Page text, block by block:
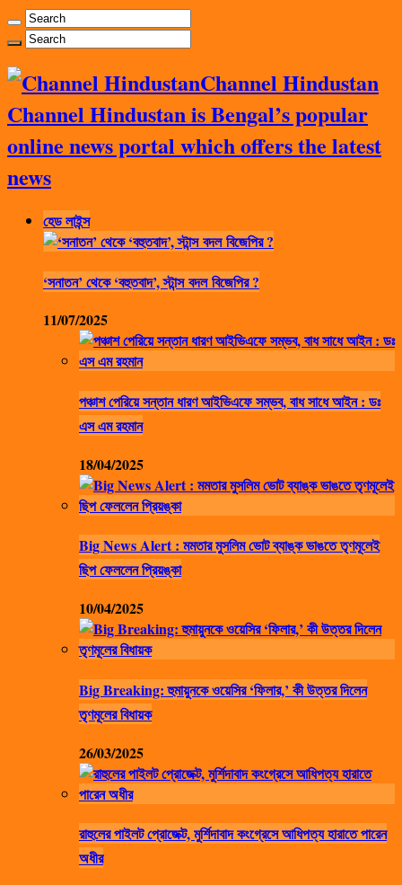
Channel Hindustan
Channel Hindustan is Bengal’s popular
online news portal which offers the latest
news
হেড লাইন্স
‘সনাতন’ থেকে ‘বহুতবাদ’, স্টান্স বদল বিজেপির ?
11/07/2025
পঞ্চাশ পেরিয়ে সন্তান ধারণ আইভিএফে সম্ভব, বাধ সাধে আইন : ডঃ
এস এম রহমান
18/04/2025
Big News Alert : মমতার মুসলিম ভোট ব্যাঙ্ক ভাঙতে তৃণমূলেই
ছিপ ফেললেন প্রিয়ঙ্কা
10/04/2025
Big Breaking: হুমায়ুনকে ওয়েসির ‘ফিলার,’ কী উত্তর দিলেন
তৃণমূলের বিধায়ক
26/03/2025
রাহুলের পাইলট প্রোজেক্ট, মুর্শিদাবাদ কংগ্রেসে আধিপত্য হারাতে পারেন
অধীর